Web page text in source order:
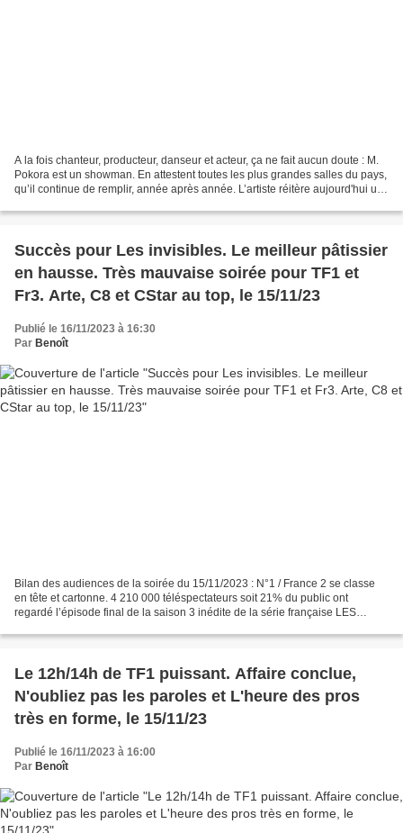
A la fois chanteur, producteur, danseur et acteur, ça ne fait aucun doute : M.
Pokora est un showman. En attestent toutes les plus grandes salles du pays,
qu’il continue de remplir, année après année. L’artiste réitère aujourd'hui un
Succès pour Les invisibles. Le meilleur pâtissier
en hausse. Très mauvaise soirée pour TF1 et
Fr3. Arte, C8 et CStar au top, le 15/11/23
Publié le 16/11/2023 à 16:30
Par Benoît
Bilan des audiences de la soirée du 15/11/2023 : N°1 / France 2 se classe
en tête et cartonne. 4 210 000 téléspectateurs soit 21% du public ont
regardé l’épisode final de la saison 3 inédite de la série française LES
Le 12h/14h de TF1 puissant. Affaire conclue,
N'oubliez pas les paroles et L'heure des pros
très en forme, le 15/11/23
Publié le 16/11/2023 à 16:00
Par Benoît